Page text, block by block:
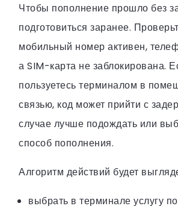
Чтобы пополнение прошло без
подготовиться заранее.
мобильный номер активен,
а SIM-карта не заблокирована.
пользуетесь терминалом в
связью, код может прийти с
случае лучше подождать или
способ пополнения.
Алгоритм действий будет
выбрать в терминале услугу